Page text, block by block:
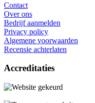
Contact
Over ons
Bedrijf aanmelden
Privacy policy
Algemene voorwaarden
Recensie achterlaten
Accreditaties